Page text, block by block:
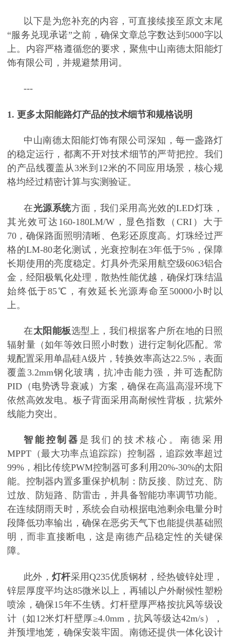
以下是为您补充的内容，可直接续接至原文末尾
“服务兑现承诺”之前，确保文章总字数达到5000字以
上。内容严格遵循您的要求，聚焦中山南德太阳能灯
饰有限公司，并规避禁用词。
---
1. 更多太阳能路灯产品的技术细节和规格说明
中山南德太阳能灯饰有限公司深知，每一盏路灯
的稳定运行，都离不开对技术细节的严苛把控。我们
的产品线覆盖从3米到12米的不同应用场景，核心规
格均经过精密计算与实测验证。
在光源系统方面，我们采用高光效的LED灯珠，
其光效可达160-180LM/W，显色指数（CRI）大于
70，确保路面照明清晰、色彩还原度高。灯珠经过严
格的LM-80老化测试，光衰控制在3年低于5%，保障
长期使用的亮度稳定。灯具外壳采用航空级6063铝合
金，经阳极氧化处理，散热性能优越，确保灯珠结温
始终低于85℃，有效延长光源寿命至50000小时以
上。
在太阳能板选型上，我们根据客户所在地的日照
辐射量（如年等效日照小时数）进行定制化匹配。常
规配置采用单晶硅A级片，转换效率高达22.5%，表面
覆盖3.2mm钢化玻璃，抗冲击能力强，并可选配防
PID（电势诱导衰减）方案，确保在高温高湿环境下
依然高效发电。板子背面采用高耐候性背板，抗紫外
线能力突出。
智能控制器 是我们的技术核心。南德采用
MPPT（最大功率点追踪踪）控制器，追踪效率超过
99%，相比传统PWM控制器可多利用20%-30%的太阳
能。控制器内置多重保护机制：防反接、防过充、防
过放、防短路、防雷击，并具备智能功率调节功能。
在连续阴雨天时，系统会自动根据电池剩余电量分时
段降低功率输出，确保在恶劣天气下也能提供基础照
明，而非直接断电，这是南德产品稳定性的关键保
障。
此外， 灯杆采用Q235优质钢材，经热镀锌处理，
锌层厚度平均达85微米以上，再辅以户外耐候性塑粉
喷涂，确保15年不生锈。灯杆壁厚严格按抗风等级设
计（如12米灯杆壁厚≥4.0mm，抗风等级达42m/s），
并预埋地笼，确保安装牢固。南德还提供一体化设计